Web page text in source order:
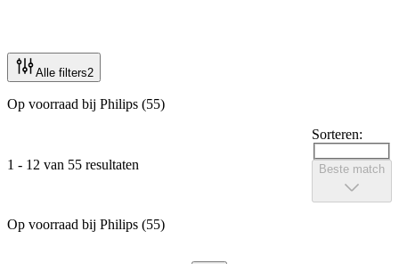
Alle filters2
Op voorraad bij Philips (55)
1 - 12 van 55 resultaten
Sorteren:
Beste match
Op voorraad bij Philips (55)